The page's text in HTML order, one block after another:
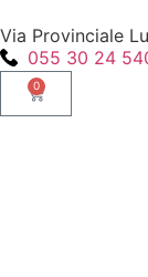
Via Provinciale
055 30 24
0